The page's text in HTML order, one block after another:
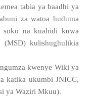
tabia ya baadhi ya
za watoa huduma
na kuahidi kuwa
(MSD) kulishughulikia
kwenye Wiki ya
katika ukumbi JNICC,
ya Waziri Mkuu).